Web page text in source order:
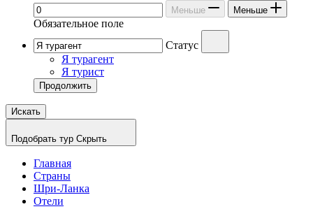
Меньше Меньше
Обязательное поле
Статус
Я турагент
Я турист
Продолжить
Искать
Подобрать тур Скрыть
Главная
Страны
Шри-Ланка
Отели